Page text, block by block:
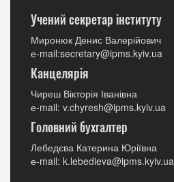
Учений секретар інституту
Миронюк Денис Валерійович
е-mail:secretary@ipms.kyiv.ua
Канцелярія
Чиреш Вікторія Іванівна
е-mail: v.chyresh@ipms.kyiv.ua
Головний бухгалтер
Лебедєва Катерина Юріївна
е-mail: k.lebedieva@ipms.kyiv.ua